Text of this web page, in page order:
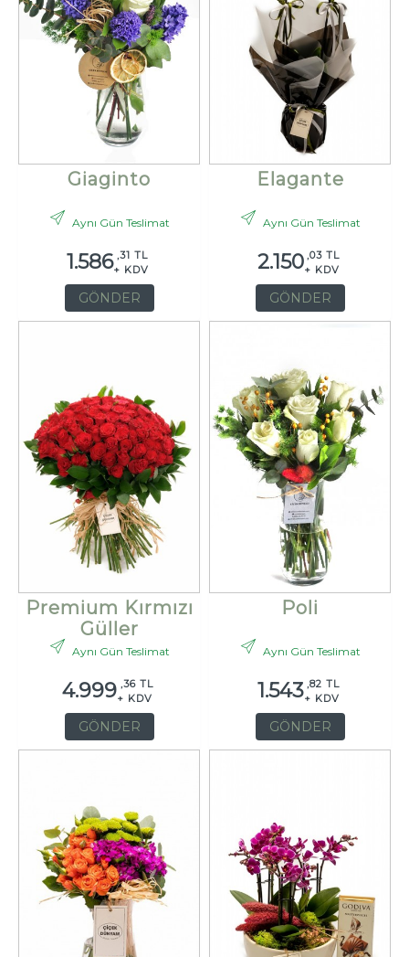
Giaginto
Aynı Gün Teslimat
1.586 ,31 TL
+ KDV
GÖNDER
Elagante
Aynı Gün Teslimat
2.150 ,03 TL
+ KDV
GÖNDER
Premium Kırmızı
Güller
Aynı Gün Teslimat
4.999 ,36 TL
+ KDV
GÖNDER
Poli
Aynı Gün Teslimat
1.543 ,82 TL
+ KDV
GÖNDER